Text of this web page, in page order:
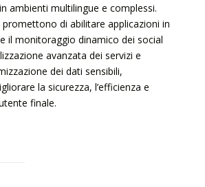
ambienti multilingue e complessi.
di abilitare applicazioni in
il monitoraggio dinamico dei social
avanzata dei servizi e
dei dati sensibili,
la sicurezza, l’efficienza e
finale.